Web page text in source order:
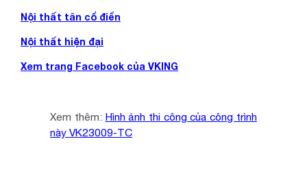
Nội thất tân cổ điển
Nội thất hiện đại
Xem trang Facebook của VKING
Xem thêm: Hình ảnh thi công của công trình
này VK23009-TC